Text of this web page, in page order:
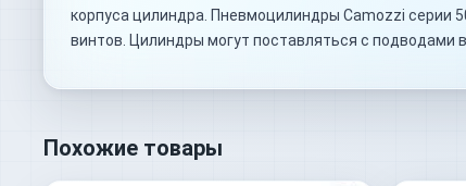
корпуса цилиндра. Пневмоцилиндры Camozzi серии
винтов. Цилиндры могут поставляться с подводами
Похожие товары